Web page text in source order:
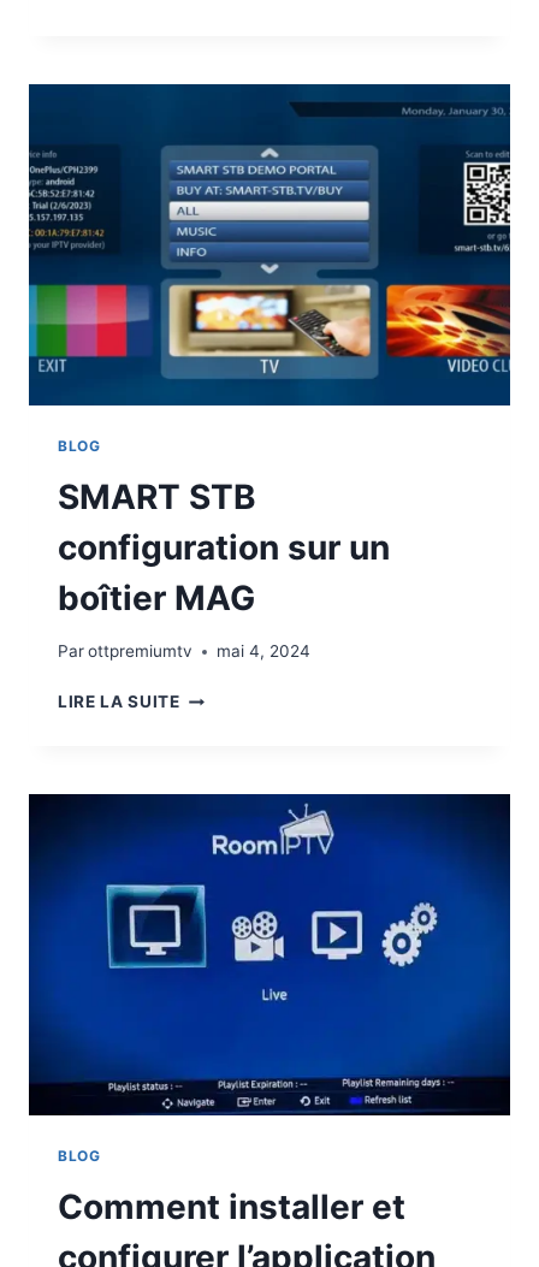
BLOG
SMART STB
configuration sur un
boîtier MAG
Parottpremiumtv mai 4, 2024
LIRE LA SUITE
BLOG
Comment installer et
configurer l’application